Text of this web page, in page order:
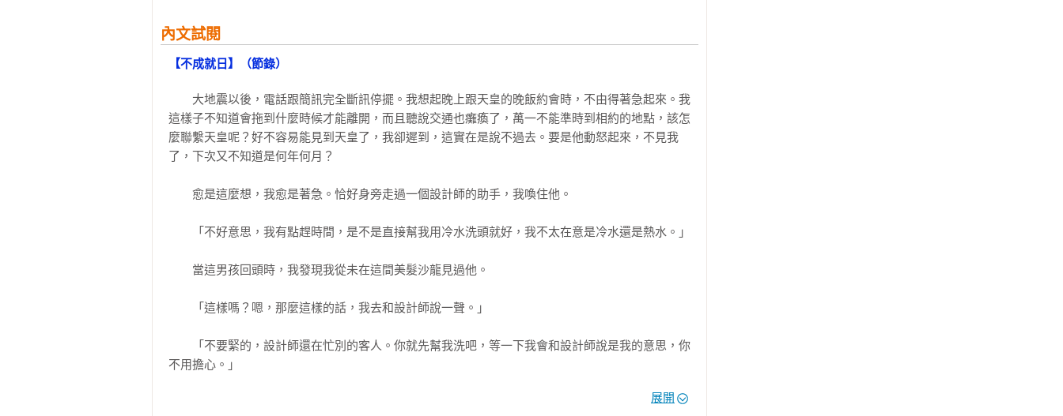
這些人是《戀愛成就》裡的故事人物，也是張維中在東京遇見、看見的真實世界。
大而化之。日本人不善於拒絕；台灣人會直接說不。日本人喜歡保持距離，對臨時說要見面會很困
擾，而且就算交往了，久久見一次也無妨；台灣人喜歡臨時起意，想到就約吃飯，交往了每天下班見
面也無所謂。日本人在愛情裡很被動，態度跟日語用法一樣曖昧，不願當決定的那一方；台灣人則有
種非要搞清楚的傻氣，雖然能成為決定的那一方，卻可能因為「誤讀空氣」而搞錯日本人暗示的真
動，帶著那樣的愉悅感，闔上書本，去期待你的下一餐；你的明天；你生命裡說不定明天就會遇到的
京的過客。這群人最初只是偶然的相遇，卻造就了美好的際遇。讓人感受到在冷漠的都會裡，總也有
這樣的台灣人和日本人，在《戀愛成就》裡相逢了。兩場大地震貫穿了這則故事，隱喻著故事裡的每
內文試閱
【不成就日】（節錄）
大地震以後，電話跟簡訊完全斷訊停擺。我想起晚上跟天皇的晚飯約會時，不由得著急起來。我
這樣子不知道會拖到什麼時候才能離開，而且聽說交通也癱瘓了，萬一不能準時到相約的地點，該怎
麼聯繫天皇呢？好不容易能見到天皇了，我卻遲到，這實在是說不過去。要是他動怒起來，不見我
了，下次又不知道是何年何月？
愈是這麼想，我愈是著急。恰好身旁走過一個設計師的助手，我喚住他。
「不好意思，我有點趕時間，是不是直接幫我用冷水洗頭就好，我不太在意是冷水還是熱水。」
當這男孩回頭時，我發現我從未在這間美髮沙龍見過他。
「這樣嗎？嗯，那麼這樣的話，我去和設計師說一聲。」
「不要緊的，設計師還在忙別的客人。你就先幫我洗吧，等一下我會和設計師說是我的意思，你
不用擔心。」
展開